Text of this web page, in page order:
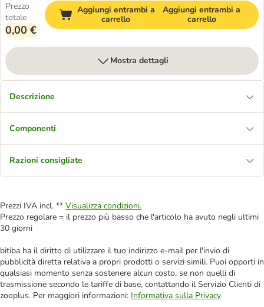
Prezzo
totale
0,00 €
Aggiungi entrambi a
carrello
Aggiungi entrambi a
carrello
Mostra dettagli
Descrizione
Componenti
Razioni consigliate
Prezzi IVA incl. ** Visualizza condizioni.
Prezzo regolare = il prezzo più basso che l'articolo ha avuto negli ultimi
30 giorni
bitiba ha il diritto di utilizzare il tuo indirizzo e-mail per l'invio di
pubblicità diretta relativa a propri prodotti o servizi simili. Puoi opporti in
qualsiasi momento senza sostenere alcun costo, se non quelli di
trasmissione secondo le tariffe di base, contattando il Servizio Clienti di
zooplus. Per maggiori informazioni: Informativa sulla Privacy